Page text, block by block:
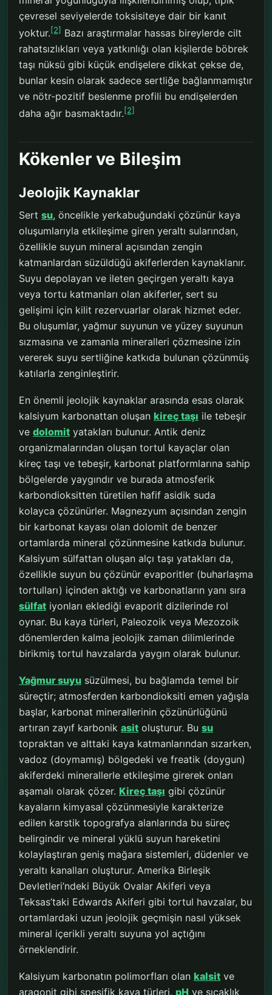
çevresel seviyelerde toksisiteye dair bir kanıt
yoktur.[2] Bazı araştırmalar hassas bireylerde cilt
rahatsızlıkları veya yatkınlığı olan kişilerde böbrek
taşı nüksü gibi küçük endişelere dikkat çekse de,
bunlar kesin olarak sadece sertliğe bağlanmamıştır
ve nötr-pozitif beslenme profili bu endişelerden
daha ağır basmaktadır.[2]
Kökenler ve Bileşim
Jeolojik Kaynaklar
Sert su, öncelikle yerkabuğundaki çözünür kaya
oluşumlarıyla etkileşime giren yeraltı sularından,
özellikle suyun mineral açısından zengin
katmanlardan süzüldüğü akiferlerden kaynaklanır.
Suyu depolayan ve ileten geçirgen yeraltı kaya
veya tortu katmanları olan akiferler, sert su
gelişimi için kilit rezervuarlar olarak hizmet eder.
Bu oluşumlar, yağmur suyunun ve yüzey suyunun
sızmasına ve zamanla mineralleri çözmesine izin
vererek suyu sertliğine katkıda bulunan çözünmüş
katılarla zenginleştirir.
En önemli jeolojik kaynaklar arasında esas olarak
kalsiyum karbonattan oluşan kireç taşı ile tebeşir
ve dolomit yatakları bulunur. Antik deniz
organizmalarından oluşan tortul kayaçlar olan
kireç taşı ve tebeşir, karbonat platformlarına sahip
bölgelerde yaygındır ve burada atmosferik
karbondioksitten türetilen hafif asidik suda
kolayca çözünürler. Magnezyum açısından zengin
bir karbonat kayası olan dolomit de benzer
ortamlarda mineral çözünmesine katkıda bulunur.
Kalsiyum sülfattan oluşan alçı taşı yatakları da,
özellikle suyun bu çözünür evaporitler (buharlaşma
tortulları) içinden aktığı ve karbonatların yanı sıra
sülfat iyonları eklediği evaporit dizilerinde rol
oynar. Bu kaya türleri, Paleozoik veya Mezozoik
dönemlerden kalma jeolojik zaman dilimlerinde
birikmiş tortul havzalarda yaygın olarak bulunur.
Yağmur suyu süzülmesi, bu bağlamda temel bir
süreçtir; atmosferden karbondioksiti emen yağışla
başlar, karbonat minerallerinin çözünürlüğünü
artıran zayıf karbonik asit oluşturur. Bu su
topraktan ve alttaki kaya katmanlarından sızarken,
vadoz (doymamış) bölgedeki ve freatik (doygun)
akiferdeki minerallerle etkileşime girerek onları
aşamalı olarak çözer. Kireç taşı gibi çözünür
kayaların kimyasal çözünmesiyle karakterize
edilen karstik topografya alanlarında bu süreç
belirgindir ve mineral yüklü suyun hareketini
kolaylaştıran geniş mağara sistemleri, düdenler ve
yeraltı kanalları oluşturur. Amerika Birleşik
Devletleri’ndeki Büyük Ovalar Akiferi veya
Teksas’taki Edwards Akiferi gibi tortul havzalar, bu
ortamlardaki uzun jeolojik geçmişin nasıl yüksek
mineral içerikli yeraltı suyuna yol açtığını
örneklendirir.
Kalsiyum karbonatın polimorfları olan kalsit ve
aragonit gibi spesifik kaya türleri, pH ve sıcaklık